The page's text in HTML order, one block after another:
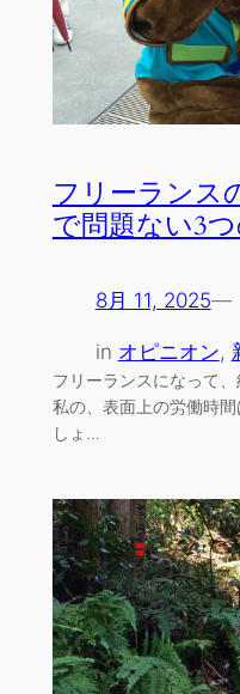
フリーランス
で問題ない3
8月 11, 2025—
in オピニオン,
フリーランスになって
私の、表面上の労働時
しょ…